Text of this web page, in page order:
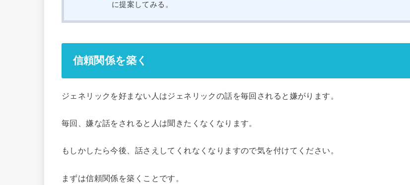
に提案してみる。
信頼関係を築く
ジェネリックを好まない人はジェネリックの話を毎回されると嫌がります。
毎回、嫌な話をされると人は聞きたくなくなります。
もしかしたら今後、話さえしてくれなくなりますので気を付けてください。
まずは信頼関係を築くことです。